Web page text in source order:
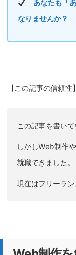
あなたも「
なりませんか？
【この記事の信頼性】
この記事を書い
しかしWeb制作
就職できました。
現在はフリーラン